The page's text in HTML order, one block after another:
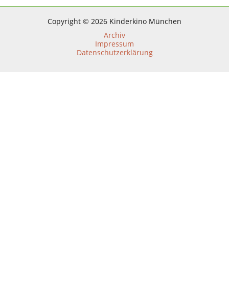
Copyright © 2026 Kinderkino München
Archiv
Impressum
Datenschutzerklärung